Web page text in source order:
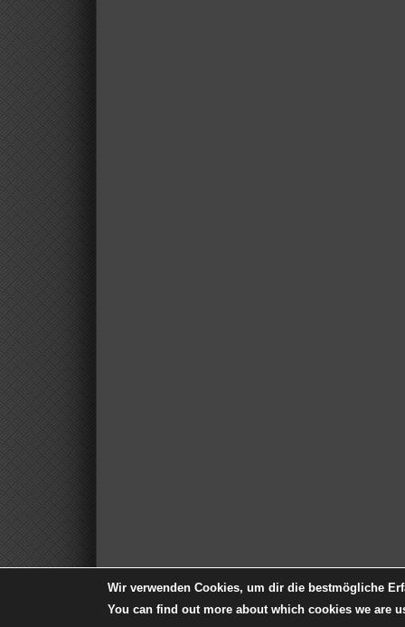
Wir verwenden Cookies, um dir die bestmögliche
You can find out more about which cookies we are